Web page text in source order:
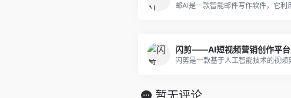
闪剪——AI短视频营销创作平台